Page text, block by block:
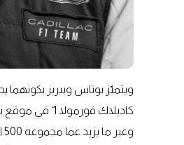
ويتميّز بوتاس وبيريز بكونهما
كاديلاك